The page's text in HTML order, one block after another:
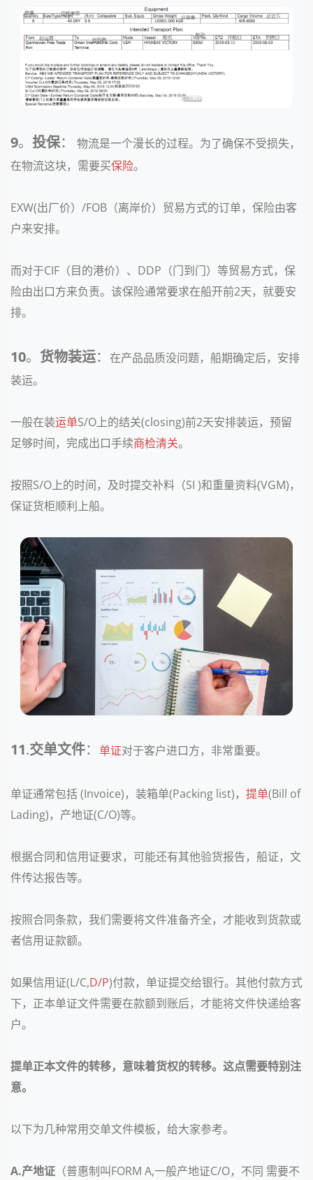
9。 投保：
物流是一个漫长的过程。为了确保不受损失，
在物流这块，需要买保险。
EXW(出厂价）/FOB（离岸价）贸易方式的订单，保险由客
户来安排。
而对于CIF（目的港价）、DDP（门到门）等贸易方式，保
险由出口方来负责。该保险通常要求在船开前2天，就要安
排。
10。 货物装运： 在产品品质没问题，船期确定后，安排
装运。
一般在装运单S/O上的结关(closing)前2天安排装运，预留
足够时间，完成出口手续商检清关。
按照S/O上的时间，及时提交补料（SI )和重量资料(VGM)，
保证货柜顺利上船。
11.交单文件： 单证对于客户进口方，非常重要。
单证通常包括 (Invoice)，装箱单(Packing list)， 提单(Bill of
Lading)，产地证(C/O)等。
根据合同和信用证要求，可能还有其他验货报告，船证，文
件传达报告等。
按照合同条款， 我们需要将文件准备齐全，才能收到货款或
者信用证款额。
如果信用证(L/C,D/P)付款，单证提交给银行。其他付款方式
下，正本单证文件需要在款额到账后，才能将文件快递给客
户。
提单正本文件的转移，意味着货权的转移。 这点需要特别注
意。
以下为几种常用交单文件模板，给大家参考。
A.产地证 （普惠制叫FORM A,一般产地证C/O，不同 需要不